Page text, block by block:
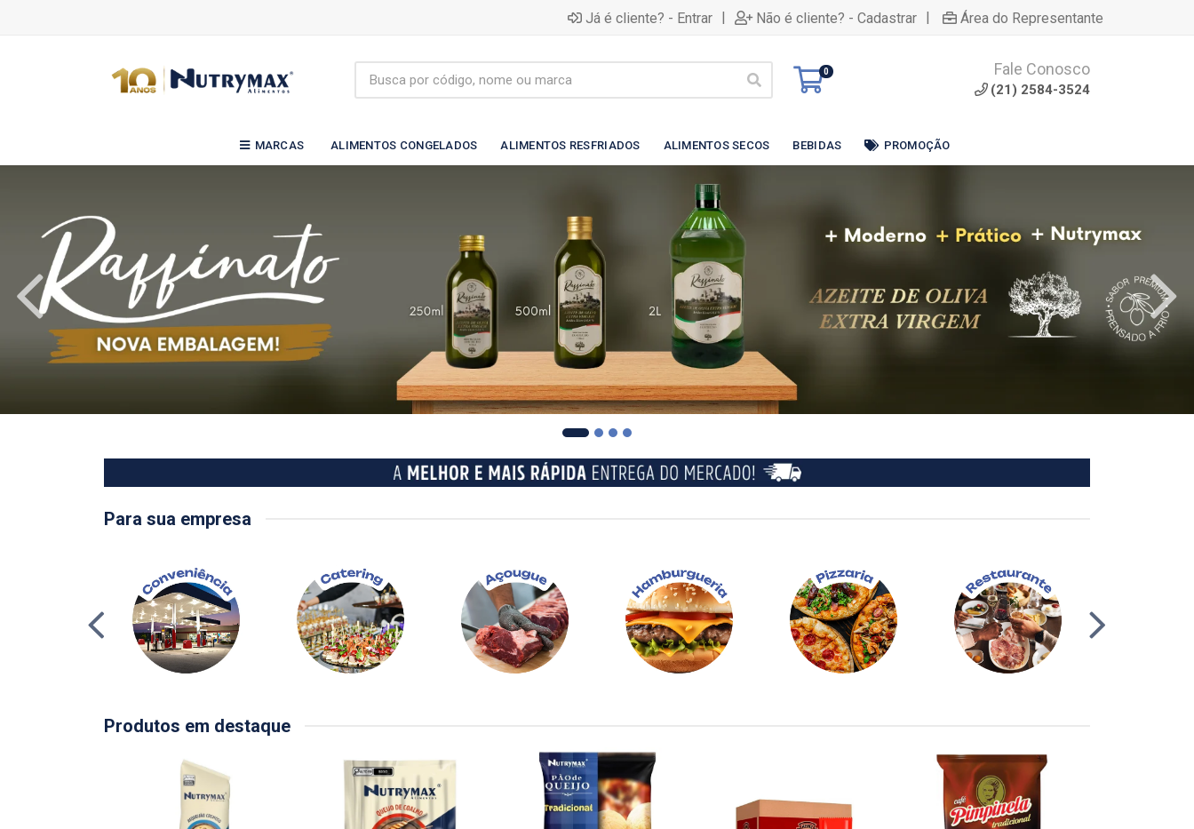
Já é cliente? - Entrar | Não é cliente? - Cadastrar | Área do Representante
0 Fale Conosco
(21) 2584-3524
MARCAS ALIMENTOS CONGELADOS ALIMENTOS RESFRIADOS ALIMENTOS SECOS BEBIDAS PROMOÇÃO
Para sua empresa
Produtos em destaque